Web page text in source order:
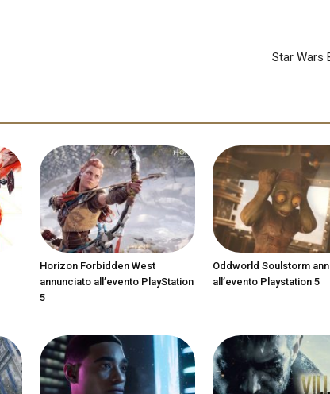
Star Wars
Horizon Forbidden West
annunciato all’evento PlayStation
5
Oddworld Soulstorm
all’evento Playstation 5